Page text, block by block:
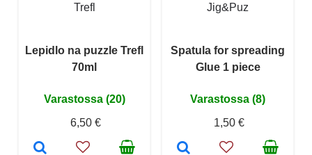
Trefl
Lepidlo na puzzle Trefl
70ml
Varastossa (20)
6,50 €
Jig&Puz
Spatula for spreading
Glue 1 piece
Varastossa (8)
1,50 €